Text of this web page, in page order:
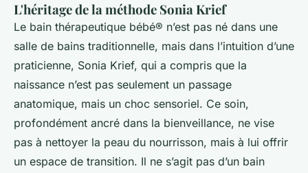
L'héritage de la méthode Sonia Krief
Le bain thérapeutique bébé® n’est pas né dans une
salle de bains traditionnelle, mais dans l’intuition d’une
praticienne, Sonia Krief, qui a compris que la
naissance n’est pas seulement un passage
anatomique, mais un choc sensoriel. Ce soin,
profondément ancré dans la bienveillance, ne vise
pas à nettoyer la peau du nourrisson, mais à lui offrir
un espace de transition. Il ne s’agit pas d’un bain